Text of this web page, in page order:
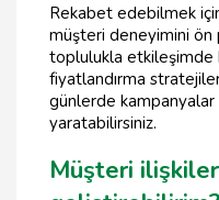
Rekabet edebilmek
müşteri deneyimini
toplulukla etkileşimde
fiyatlandırma
günlerde
yaratabilirsiniz.
Müşteri